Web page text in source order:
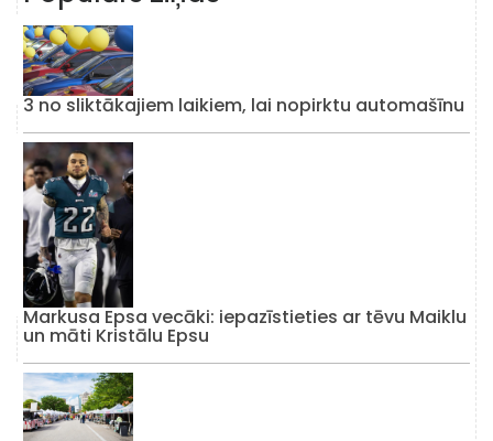
3 no sliktākajiem laikiem, lai nopirktu automašīnu
Markusa Epsa vecāki: iepazīstieties ar tēvu Maiklu
un māti Kristālu Epsu